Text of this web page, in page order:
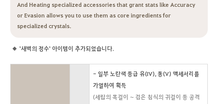
And Heating specialized accessories that grant stats like Accuracy
or Evasion allows you to use them as core ingredients for
specialized crystals.
'새벽의 정수' 아이템이 추가되었습니다.
- 일부 노란색 등급 유(IV), 동(V) 액세서리를
가열하여 획득
(세랍의 목걸이 ~ 검은 침식의 귀걸이 등 공격